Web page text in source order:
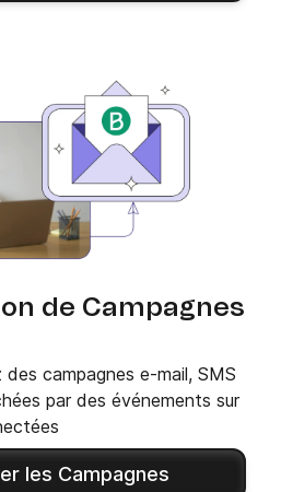
de Campagnes
campagnes e-mail, SMS
par des événements sur
les Campagnes